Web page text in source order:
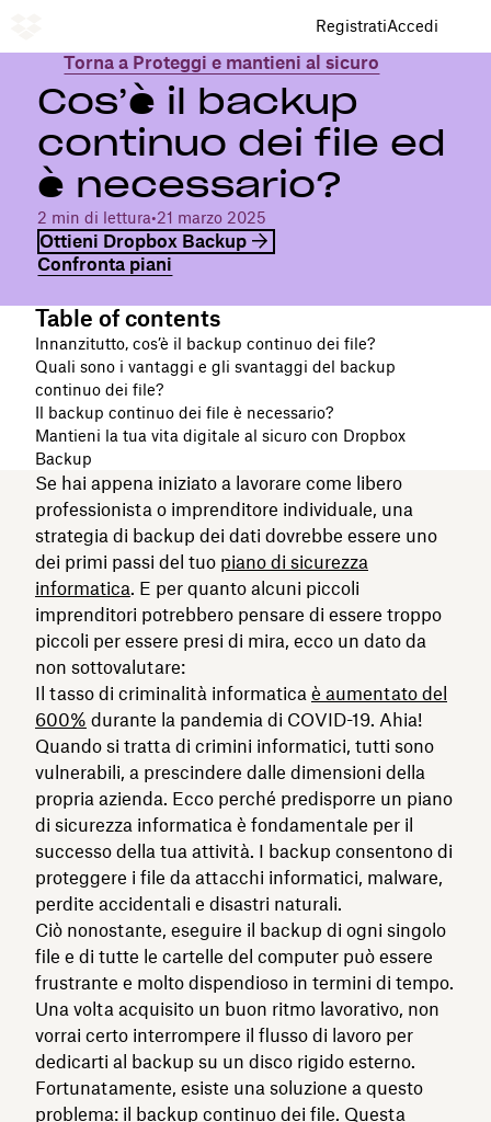
RegistratiAccedi
Torna a Proteggi e mantieni al sicuro
Cos’è il backup
continuo dei file ed
è necessario?
2 min di lettura•21 marzo 2025
Ottieni Dropbox Backup
Confronta piani
Table of contents
Innanzitutto, cos’è il backup continuo dei file?
Quali sono i vantaggi e gli svantaggi del backup
continuo dei file?
Il backup continuo dei file è necessario?
Mantieni la tua vita digitale al sicuro con Dropbox
Backup
Se hai appena iniziato a lavorare come libero
professionista o imprenditore individuale, una
strategia di backup dei dati dovrebbe essere uno
dei primi passi del tuo piano di sicurezza
informatica. E per quanto alcuni piccoli
imprenditori potrebbero pensare di essere troppo
piccoli per essere presi di mira, ecco un dato da
non sottovalutare:
Il tasso di criminalità informatica è aumentato del
600% durante la pandemia di COVID-19. Ahia!
Quando si tratta di crimini informatici, tutti sono
vulnerabili, a prescindere dalle dimensioni della
propria azienda. Ecco perché predisporre un piano
di sicurezza informatica è fondamentale per il
successo della tua attività. I backup consentono di
proteggere i file da attacchi informatici, malware,
perdite accidentali e disastri naturali.
Ciò nonostante, eseguire il backup di ogni singolo
file e di tutte le cartelle del computer può essere
frustrante e molto dispendioso in termini di tempo.
Una volta acquisito un buon ritmo lavorativo, non
vorrai certo interrompere il flusso di lavoro per
dedicarti al backup su un disco rigido esterno.
Fortunatamente, esiste una soluzione a questo
problema: il backup continuo dei file. Questa